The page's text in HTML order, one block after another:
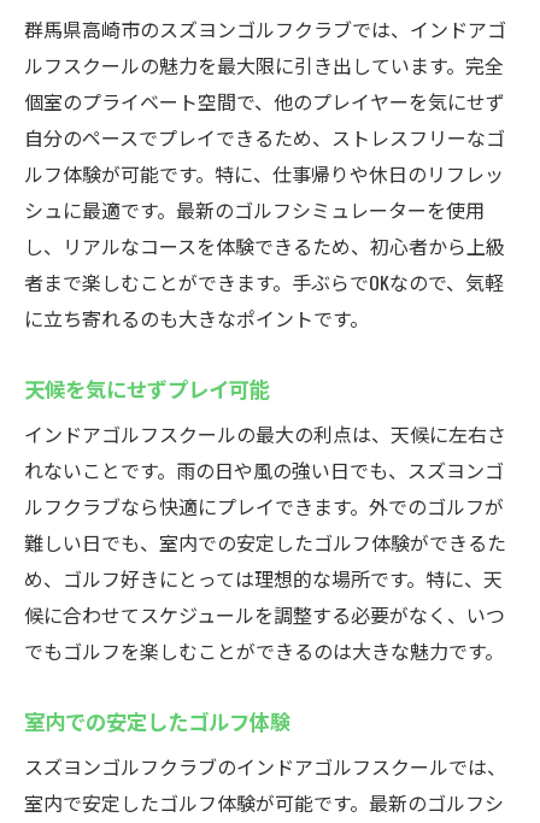
群馬県高崎市のスズヨンゴルフクラブでは、インドアゴ
ルフスクールの魅力を最大限に引き出しています。完全
個室のプライベート空間で、他のプレイヤーを気にせず
自分のペースでプレイできるため、ストレスフリーなゴ
ルフ体験が可能です。特に、仕事帰りや休日のリフレッ
シュに最適です。最新のゴルフシミュレーターを使用
し、リアルなコースを体験できるため、初心者から上級
者まで楽しむことができます。手ぶらでOKなので、気軽
に立ち寄れるのも大きなポイントです。
天候を気にせずプレイ可能
インドアゴルフスクールの最大の利点は、天候に左右さ
れないことです。雨の日や風の強い日でも、スズヨンゴ
ルフクラブなら快適にプレイできます。外でのゴルフが
難しい日でも、室内での安定したゴルフ体験ができるた
め、ゴルフ好きにとっては理想的な場所です。特に、天
候に合わせてスケジュールを調整する必要がなく、いつ
でもゴルフを楽しむことができるのは大きな魅力です。
室内での安定したゴルフ体験
スズヨンゴルフクラブのインドアゴルフスクールでは、
室内で安定したゴルフ体験が可能です。最新のゴルフシ